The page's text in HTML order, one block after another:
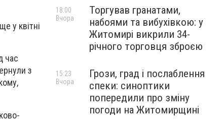
у квітні
час
з
Торгував гранатами,
набоями та вибухівкою: у
Житомирі викрили 34-
річного торговця зброєю
18:00
Вчора
Грози, град і послаблення
спеки: синоптики
попередили про зміну
погоди на Житомирщині
15:23
Вчора